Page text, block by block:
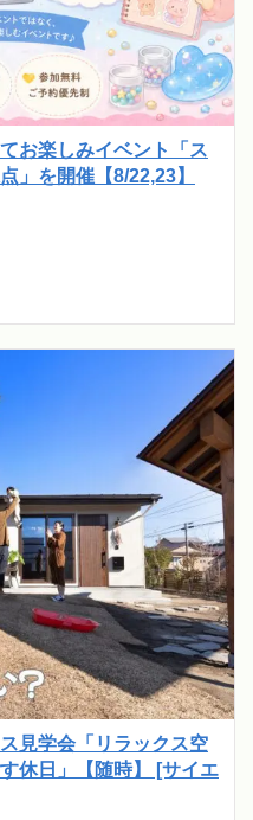
お楽しみイベント「ス
」を開催【8/22,23】
見学会「リラックス空
休日」【随時】 [サイエ